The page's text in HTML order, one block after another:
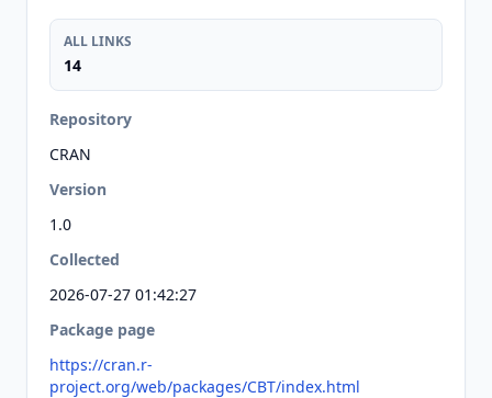
ALL LINKS
14
Repository
CRAN
Version
1.0
Collected
2026-07-27 01:42:27
Package page
https://cran.r-
project.org/web/packages/CBT/index.html